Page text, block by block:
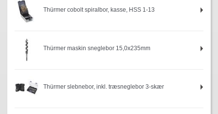
Thürmer cobolt spiralbor, kasse, HSS 1-13
Thürmer maskin sneglebor 15,0x235mm
Thürmer slebnebor, inkl. træsneglebor 3-skær